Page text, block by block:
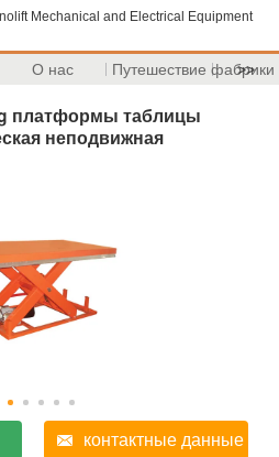
Mechanical and Electrical Equipment
О нас Путешествие фабрики
>>
платформы таблицы
неподвижная
контактные данные